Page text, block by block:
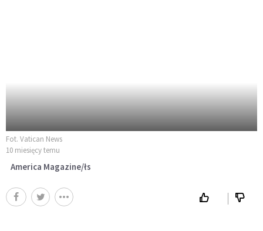
Fot. Vatican News
10 miesięcy temu
America Magazine/łs